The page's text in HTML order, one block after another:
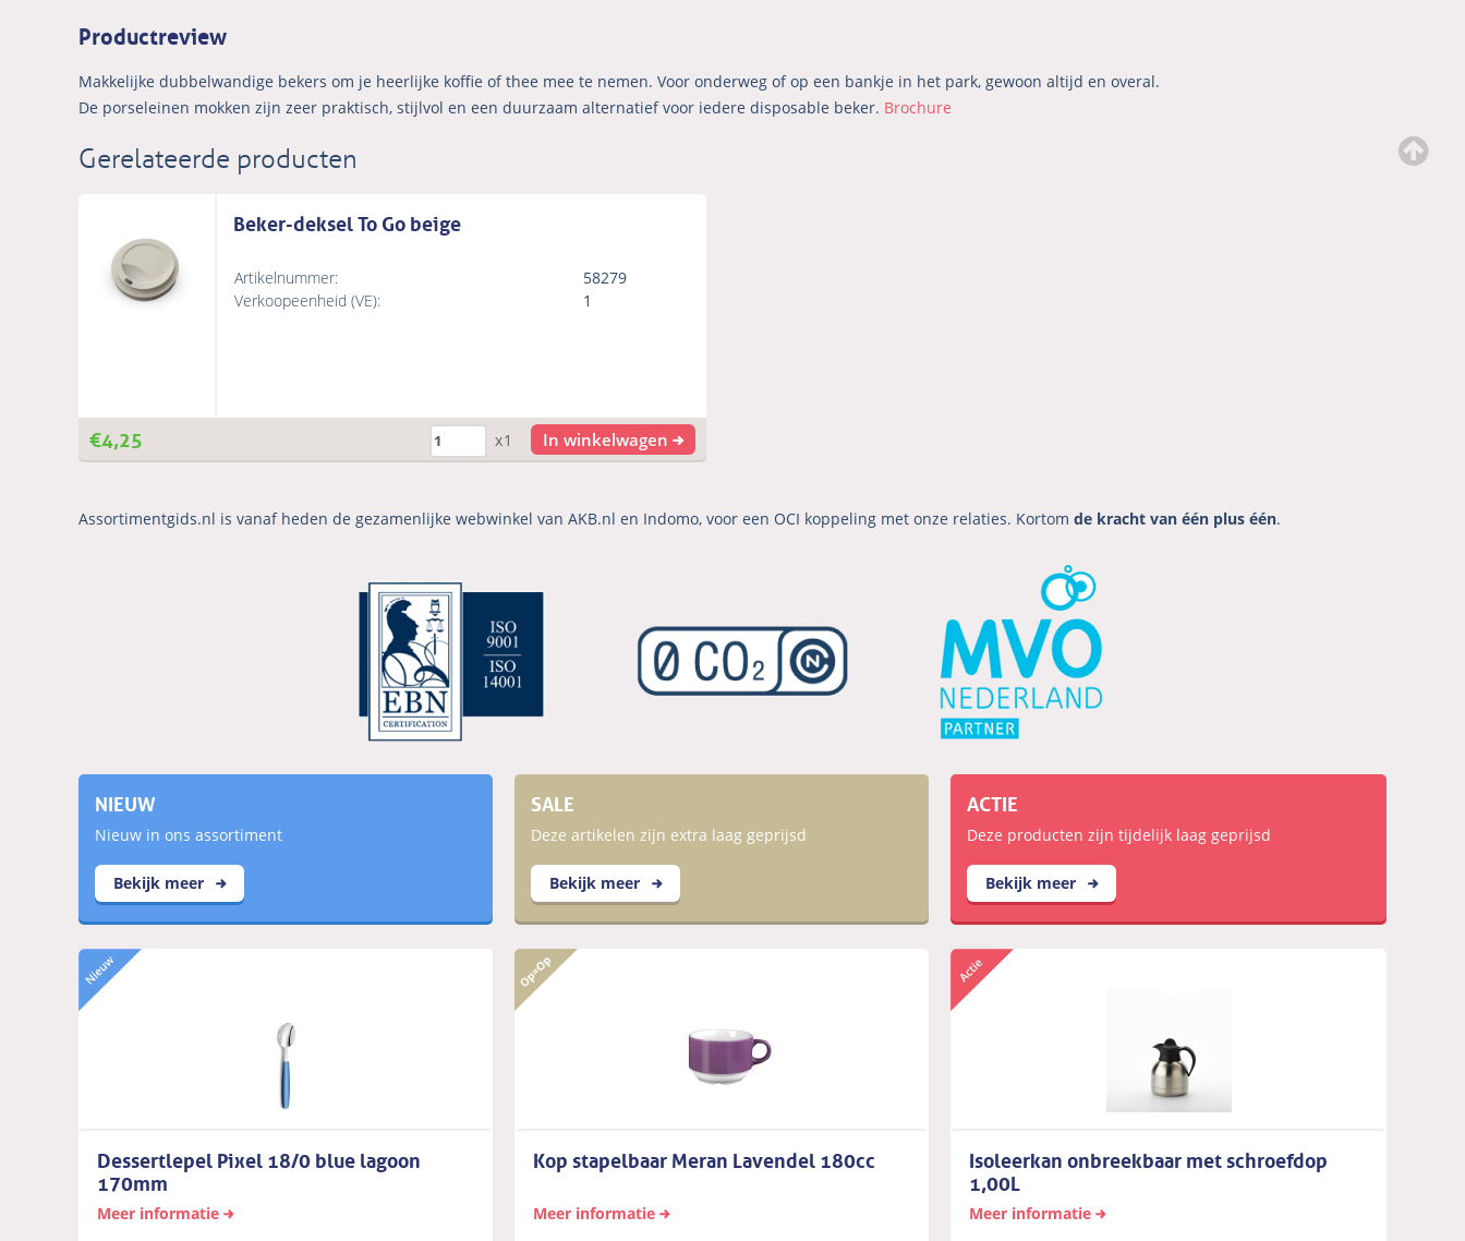
Productreview
Makkelijke dubbelwandige bekers om je heerlijke koffie of thee mee te nemen. Voor onderweg of op een bankje in het park, gewoon altijd en overal.
De porseleinen mokken zijn zeer praktisch, stijlvol en een duurzaam alternatief voor iedere disposable beker. Brochure
Gerelateerde producten
Beker-deksel To Go beige
Artikelnummer:
58279
Verkoopeenheid (VE):
1
€4,25 x1 In winkelwagen
Assortimentgids.nl is vanaf heden de gezamenlijke webwinkel van AKB.nl en Indomo, voor een OCI koppeling met onze relaties. Kortom de kracht van één plus één.
NIEUW
Nieuw in ons assortiment
Bekijk meer
Dessertlepel Pixel 18/0 blue lagoon
170mm
Meer informatie
SALE
Deze artikelen zijn extra laag geprijsd
Bekijk meer
Kop stapelbaar Meran Lavendel 180cc
Meer informatie
ACTIE
Deze producten zijn tijdelijk laag geprijsd
Bekijk meer
Isoleerkan onbreekbaar met schroefdop
1,00L
Meer informatie